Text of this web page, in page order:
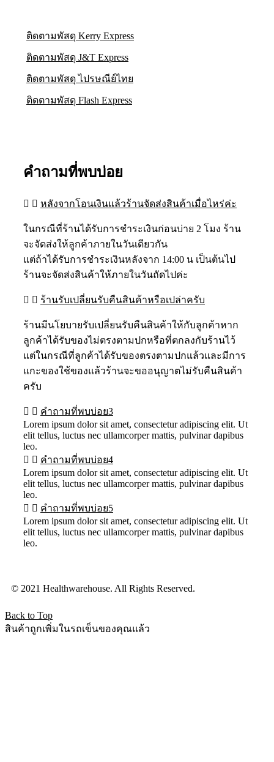
ติดตามพัสดุ Kerry Express
ติดตามพัสดุ J&T Express
ติดตามพัสดุ ไปรษณีย์ไทย
ติดตามพัสดุ Flash Express
คำถามที่พบบ่อย
หลังจากโอนเงินแล้วร้านจัดส่งสินค้าเมื่อไหร่ค่ะ
ในกรณีที่ร้านได้รับการชำระเงินก่อนบ่าย 2 โมง ร้าน
จะจัดส่งให้ลูกค้าภายในวันเดียวกัน
แต่ถ้าได้รับการชำระเงินหลังจาก 14:00 น เป็นต้นไป
ร้านจะจัดส่งสินค้าให้ภายในวันถัดไปค่ะ
ร้านรับเปลี่ยนรับคืนสินค้าหรือเปล่าครับ
ร้านมีนโยบายรับเปลี่ยนรับคืนสินค้าให้กับลูกค้าหาก
ลูกค้าได้รับของไม่ตรงตามปกหรือที่ตกลงกับร้านไว้
แต่ในกรณีที่ลูกค้าได้รับของตรงตามปกแล้วและมีการ
แกะของใช้ของแล้วร้านจะขออนุญาตไม่รับคืนสินค้า
ครับ
คำถามที่พบบ่อย3
Lorem ipsum dolor sit amet, consectetur adipiscing elit. Ut
elit tellus, luctus nec ullamcorper mattis, pulvinar dapibus
leo.
คำถามที่พบบ่อย4
Lorem ipsum dolor sit amet, consectetur adipiscing elit. Ut
elit tellus, luctus nec ullamcorper mattis, pulvinar dapibus
leo.
คำถามที่พบบ่อย5
Lorem ipsum dolor sit amet, consectetur adipiscing elit. Ut
elit tellus, luctus nec ullamcorper mattis, pulvinar dapibus
leo.
© 2021 Healthwarehouse. All Rights Reserved.
Back to Top
สินค้าถูกเพิ่มในรถเข็นของคุณแล้ว